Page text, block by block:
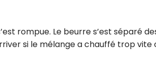
rompue. Le beurre s’est séparé
si le mélange a chauffé trop vite